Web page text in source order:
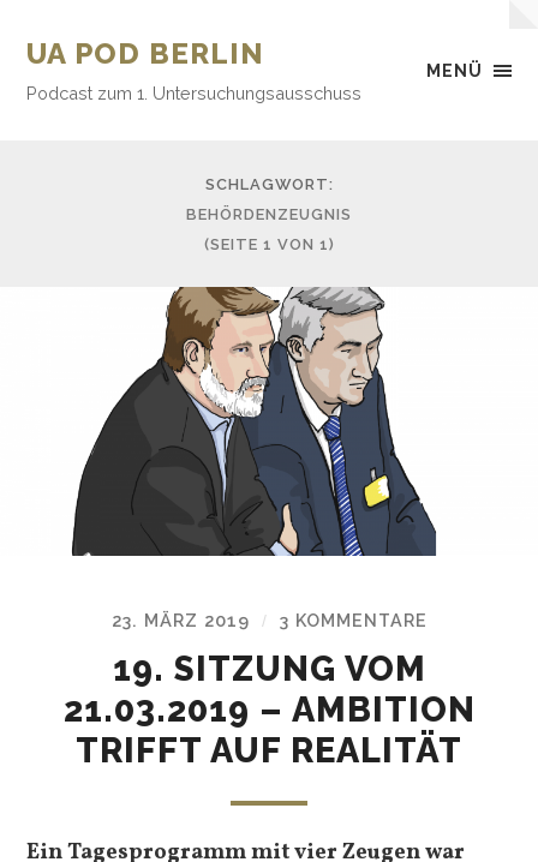
MENÜ
UA POD BERLIN
Podcast zum 1. Untersuchungsausschuss
SCHLAGWORT:
BEHÖRDENZEUGNIS
(SEITE 1 VON 1)
23. MÄRZ 2019 / 3 KOMMENTARE
19. SITZUNG VOM
21.03.2019 – AMBITION
TRIFFT AUF REALITÄT
Ein Tagesprogramm mit vier Zeugen war